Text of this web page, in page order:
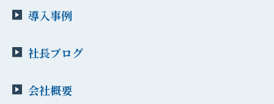
導入事例
社長ブログ
会社概要